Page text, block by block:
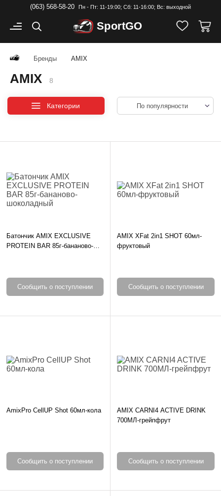
(063) 568-58-20 Пн - Пт: 11-19:00; Cб: 11-16:00; Вс: выходной
SportGO
Бренды AMIX
AMIX 8
Категории По популярности
Батончик AMIX EXCLUSIVE
PROTEIN BAR 85г-бананово-
Сообщить о поступлении
AMIX XFat 2in1 SHOT 60мл-
фруктовый
Сообщить о поступлении
AmixPro CellUP Shot 60мл-кола
Сообщить о поступлении
AMIX CARNI4 ACTIVE DRINK
700МЛ-грейпфрут
Сообщить о поступлении